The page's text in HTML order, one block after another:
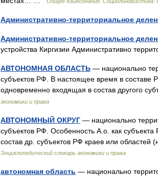
Административно-территориальное
Административно-территориальное
устройства Киргизии Административно
АВТОНОМНАЯ ОБЛАСТЬ — национально
субъектов РФ. В настоящее время в составе
одновременно входящая в состав другого
экономики и права
АВТОНОМНЫЙ ОКРУГ — национально
субъектов РФ. Особенность А.o. как
состав др. субъектов РФ краев или
Энциклопедический словарь экономики и права
автономная область — национально